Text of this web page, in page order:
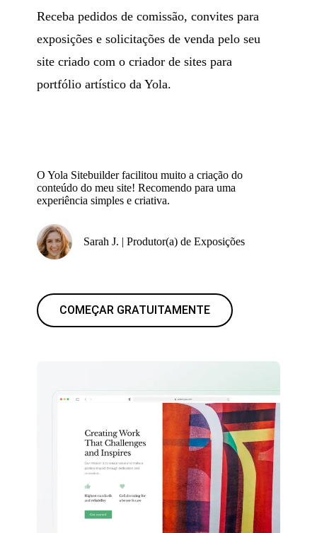
Receba pedidos de comissão, convites para
exposições e solicitações de venda pelo seu
site criado com o criador de sites para
portfólio artístico da Yola.
O Yola Sitebuilder facilitou muito a criação do
conteúdo do meu site! Recomendo para uma
experiência simples e criativa.
Sarah J. | Produtor(a) de Exposições
COMEÇAR GRATUITAMENTE